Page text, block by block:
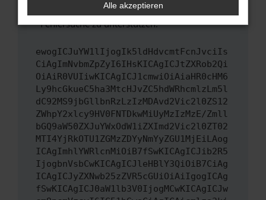
uns diesen Text schicken, um uns bei der
Fehlersuche zu unterstützen:
ewogICJuYW1lIjogIk5ldHdvcmtFcnJvciIs
CiAgImNvbmZpZyI6IHsKICAgICJtZXRob2Qi
OiAiR0VUIiwKICAgICJ1cmwiOiAiaHR0cHM6
Ly9hcGkueC5ha3MtcHJvZC5hdWRhcmlzLm5l
dC92MS9jbGllbnRzLzIzMDAvd2Vic2l0ZS12
ZWhpY2xlcy9HV0FNTDkwMiUyMzIzMzE/Zmll
bGQ9aW50ZXJuYWxOdW1iZXImd2Vic2l0ZT02
MTI4YjRkOTU1ZGMzZDYyNmYyZGU1MjEiLAog
ICAgImhlYWRlcnMiOiB7fSwKICAgICJib2R5
IjogbnVsbCwKICAgICJleHBlY3QiOiB7CiAg
ICAgICJyZXNwb25zZVR5cGUiOiAiIgogICAg
fSwKICAgICJ0aW1lb3V0IjogMCwKICAgICJw
Alle akzeptieren